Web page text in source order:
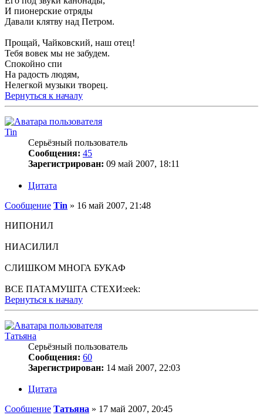
И пионерские отряды
Давали клятву над Петром.
Прощай, Чайковский, наш отец!
Тебя вовек мы не забудем.
Спокойно спи
На радость людям,
Нелегкой музыки творец.
Вернуться к началу
Tin
Серьёзный пользователь
Сообщения: 45
Зарегистрирован: 09 май 2007, 18:11
Цитата
Сообщение Tin » 16 май 2007, 21:48
НИПОНИЛ
НИАСИЛИЛ
СЛИШКОМ МНОГА БУКАФ
ВСЕ ПАТАМУШТА СТЕХИ:eek:
Вернуться к началу
Татьяна
Серьёзный пользователь
Сообщения: 60
Зарегистрирован: 14 май 2007, 22:03
Цитата
Сообщение Татьяна » 17 май 2007, 20:45